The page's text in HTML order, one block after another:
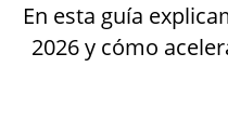
En esta guía
2026 y cómo